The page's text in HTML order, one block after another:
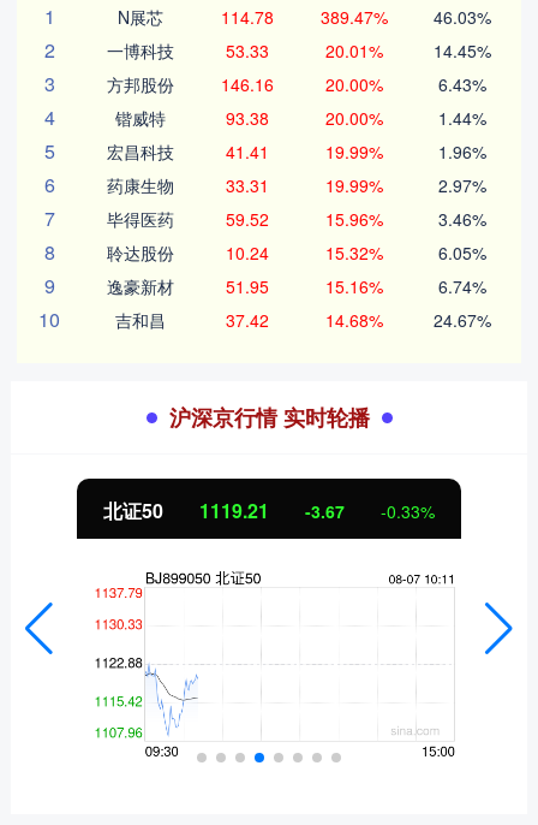
1
N展芯 114.78 389.47% 46.03%
2 一博科技 53.33 20.01% 14.45%
3 方邦股份 146.16 20.00% 6.43%
4 锴威特 93.38 20.00% 1.44%
5 宏昌科技 41.41 19.99% 1.96%
6 药康生物 33.31 19.99% 2.97%
7 毕得医药 59.52 15.96% 3.46%
8 聆达股份 10.24 15.32% 6.05%
9 逸豪新材 51.95 15.16% 6.74%
10 吉和昌 37.42 14.68% 24.67%
沪深京行情 实时轮播
北证50 1119.22 -3.66 -0.33%